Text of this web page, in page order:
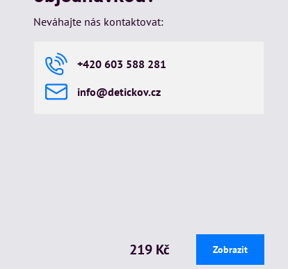
Neváhajte nás kontaktovat:
+420 603 588 281
info​@detickov​.cz
219 Kč Zobrazit